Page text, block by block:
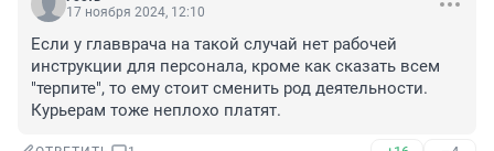
17 ноября 2024, 12:10
Если у главврача на такой случай нет рабочей
инструкции для персонала, кроме как сказать всем
"терпите", то ему стоит сменить род деятельности.
Курьерам тоже неплохо платят.